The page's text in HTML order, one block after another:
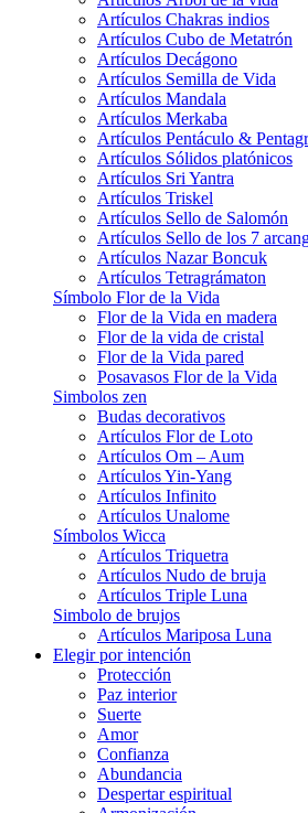
Artículos Chakras indios
Artículos Cubo de Metatrón
Artículos Decágono
Artículos Semilla de Vida
Artículos Mandala
Artículos Merkaba
Artículos Pentáculo &
Artículos Sólidos platónicos
Artículos Sri Yantra
Artículos Triskel
Artículos Sello de Salomón
Artículos Sello de los 7
Artículos Nazar Boncuk
Artículos Tetragrámaton
Símbolo Flor de la Vida
Flor de la Vida en madera
Flor de la vida de cristal
Flor de la Vida pared
Posavasos Flor de la Vida
Simbolos zen
Budas decorativos
Artículos Flor de Loto
Artículos Om – Aum
Artículos Yin-Yang
Artículos Infinito
Artículos Unalome
Símbolos Wicca
Artículos Triquetra
Artículos Nudo de bruja
Artículos Triple Luna
Simbolo de brujos
Artículos Mariposa Luna
Elegir por intención
Protección
Paz interior
Suerte
Amor
Confianza
Abundancia
Despertar espiritual